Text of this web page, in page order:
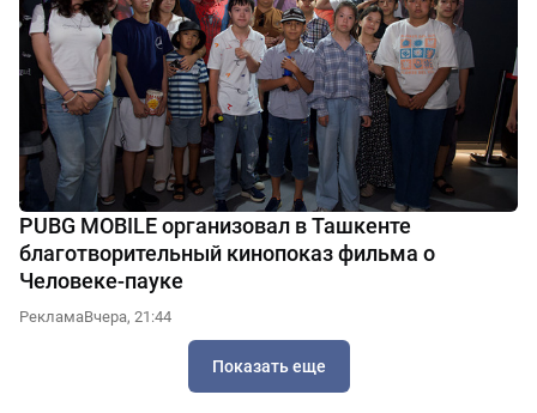
PUBG MOBILE организовал в Ташкенте
благотворительный кинопоказ фильма о
Человеке-пауке
РекламаВчера, 21:44
Показать еще